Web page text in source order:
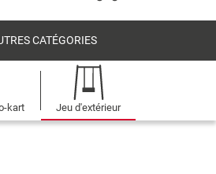
CATÉGORIES
kart Jeu d'extérieur